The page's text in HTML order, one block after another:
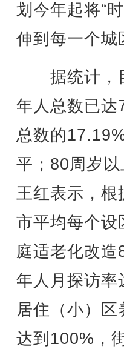
划今年起将“
伸到每一个城
据统计，目
年人总数已
总数的
平；80周岁
王红表示，根
市平均每个设
庭适老化改
年人月探访率
居住（小）
达到100%，